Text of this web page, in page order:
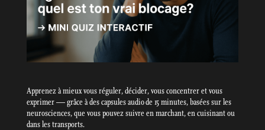
Apprenez à mieux vous réguler, décider, vous concentrer et vous
exprimer — grâce à des capsules audio de 15 minutes, basées sur les
neurosciences, que vous pouvez suivre en marchant, en cuisinant ou
dans les transports.